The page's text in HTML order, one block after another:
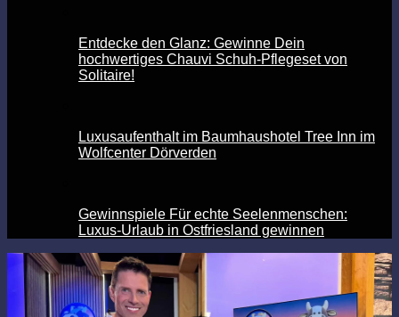
Entdecke den Glanz: Gewinne Dein
hochwertiges Chauvi Schuh-Pflegeset von
Solitaire!
Luxusaufenthalt im Baumhaushotel Tree Inn im
Wolfcenter Dörverden
Gewinnspiele Für echte Seelenmenschen:
Luxus-Urlaub in Ostfriesland gewinnen